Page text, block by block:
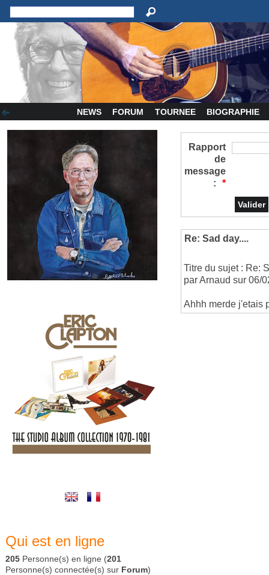
NEWS FORUM TOURNEE BIOGRAPHIE
Qui est en ligne
205 Personne(s) en ligne (201
Personne(s) connectée(s) sur Forum)
Rapport
de
message
:
*
Re: Sad day....
Titre du sujet : Re:
par Arnaud sur 06/
Ahhh merde j'etais